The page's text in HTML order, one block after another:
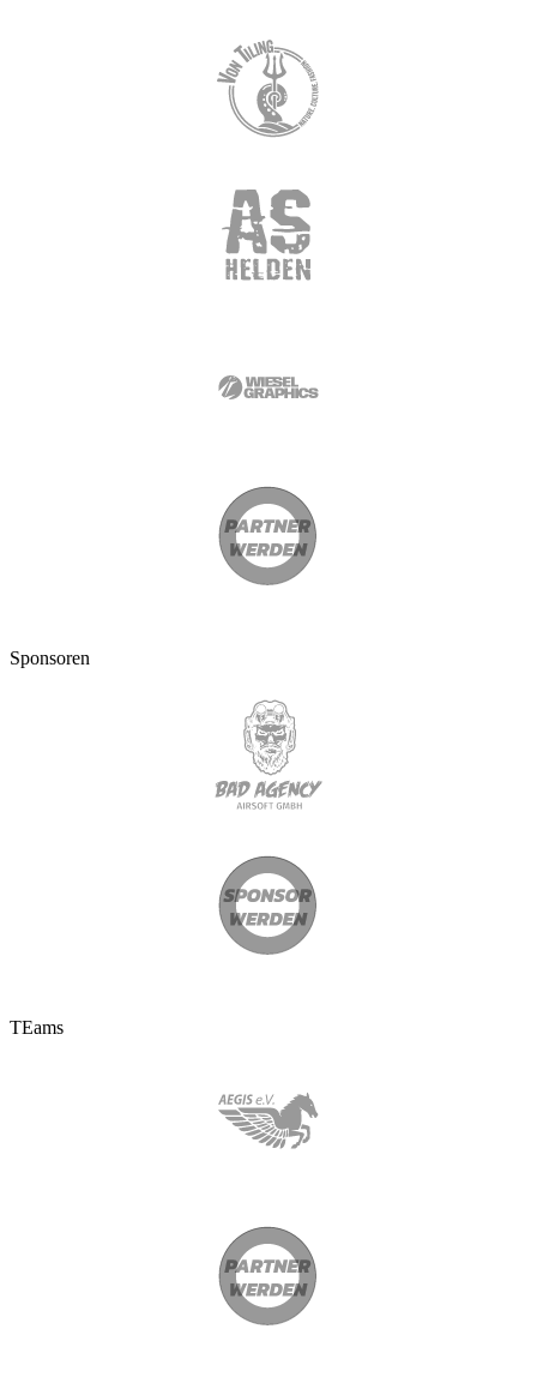
Sponsoren
TEams